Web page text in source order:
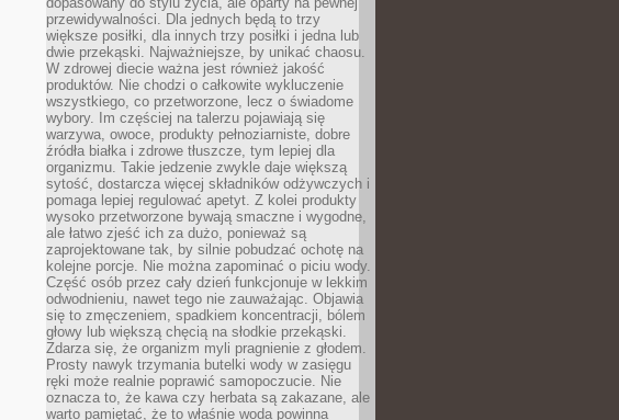
przewidywalności. Dla jednych będą to trzy
większe posiłki, dla innych trzy posiłki i jedna lub
dwie przekąski. Najważniejsze, by unikać chaosu.
W zdrowej diecie ważna jest również jakość
produktów. Nie chodzi o całkowite wykluczenie
wszystkiego, co przetworzone, lecz o świadome
wybory. Im częściej na talerzu pojawiają się
warzywa, owoce, produkty pełnoziarniste, dobre
źródła białka i zdrowe tłuszcze, tym lepiej dla
organizmu. Takie jedzenie zwykle daje większą
sytość, dostarcza więcej składników odżywczych i
pomaga lepiej regulować apetyt. Z kolei produkty
wysoko przetworzone bywają smaczne i wygodne,
ale łatwo zjeść ich za dużo, ponieważ są
zaprojektowane tak, by silnie pobudzać ochotę na
kolejne porcje. Nie można zapominać o piciu wody.
Część osób przez cały dzień funkcjonuje w lekkim
odwodnieniu, nawet tego nie zauważając. Objawia
się to zmęczeniem, spadkiem koncentracji, bólem
głowy lub większą chęcią na słodkie przekąski.
Zdarza się, że organizm myli pragnienie z głodem.
Prosty nawyk trzymania butelki wody w zasięgu
ręki może realnie poprawić samopoczucie. Nie
oznacza to, że kawa czy herbata są zakazane, ale
warto pamiętać, że to właśnie woda powinna